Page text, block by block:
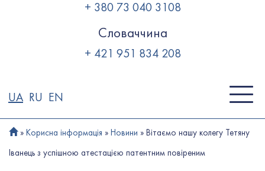
+ 380 73 040 3108
Словаччина
+ 421 951 834 208
UA RU EN
» Корисна інформація » Новини » Вітаємо нашу колегу Тетяну
Іванець з успішною атестацією патентним повіреним